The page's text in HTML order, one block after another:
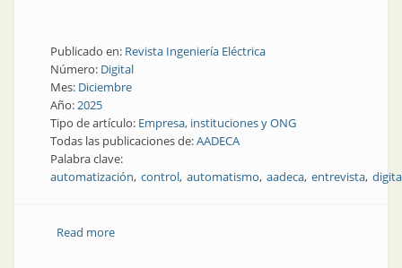
Publicado en: Revista Ingeniería Eléctrica
Número: Digital
Mes: Diciembre
Año:2025
Tipo de artículo: Empresa, instituciones y ONG
Todas las publicaciones de:AADECA
Palabra clave:
automatización control automatismo aadeca entrevista
Read moreabout El auge de la automatización y las palabras del